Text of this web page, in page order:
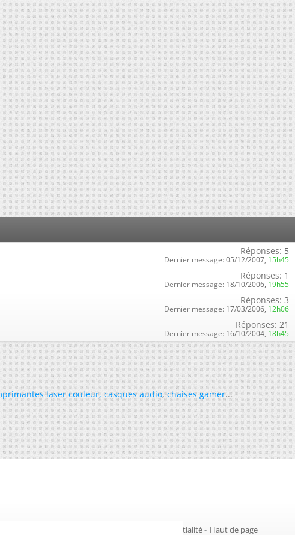
Réponses: 5
Dernier message: 05/12/2007, 15h45
Réponses: 1
Dernier message: 18/10/2006, 19h55
Réponses: 3
Dernier message: 17/03/2006, 12h06
Réponses: 21
Dernier message: 16/10/2004, 18h45
laser couleur,casques audio,chaises gamer...
Politique de confidentialité- Haut de page